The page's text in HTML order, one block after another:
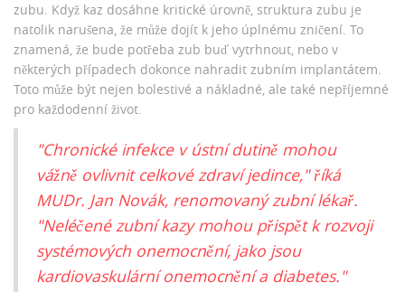
zubu. Když kaz dosáhne kritické úrovně, struktura zubu je
natolik narušena, že může dojít k jeho úplnému zničení. To
znamená, že bude potřeba zub buď vytrhnout, nebo v
některých případech dokonce nahradit zubním implantátem.
Toto může být nejen bolestivé a nákladné, ale také nepříjemné
pro každodenní život.
"Chronické infekce v ústní dutině mohou
vážně ovlivnit celkové zdraví jedince," říká
MUDr. Jan Novák, renomovaný zubní lékař.
"Neléčené zubní kazy mohou přispět k rozvoji
systémových onemocnění, jako jsou
kardiovaskulární onemocnění a diabetes."